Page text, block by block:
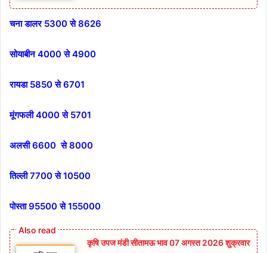
चना डालर 5300 से 8626
सोयाबीन 4000 से 4900
रायडा 5850 से 6701
मूंगफली 4000 से 5701
अलसी 6600 से 8000
तिल्ली 7700 से 10500
पोस्ता 95500 से 155000
कृषि उपज मंडी सीतामऊ भाव 07 अगस्त 2026 शुक्रवार